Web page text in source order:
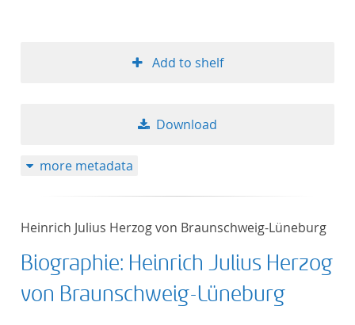
Add to shelf
Download
more metadata
Heinrich Julius Herzog von Braunschweig-Lüneburg
Biographie: Heinrich Julius Herzog
von Braunschweig-Lüneburg